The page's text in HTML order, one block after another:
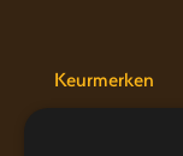
Keurmerken